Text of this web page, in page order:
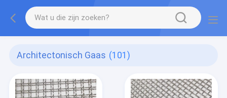
Architectonisch Gaas (101)